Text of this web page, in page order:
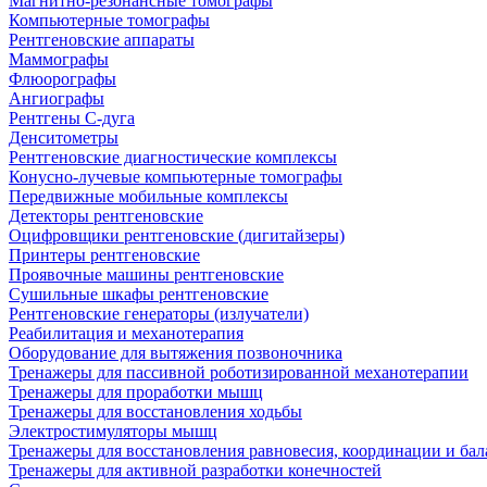
Компьютерные томографы
Рентгеновские аппараты
Маммографы
Флюорографы
Ангиографы
Рентгены С-дуга
Денситометры
Рентгеновские диагностические комплексы
Конусно-лучевые компьютерные томографы
Передвижные мобильные комплексы
Детекторы рентгеновские
Оцифровщики рентгеновские (дигитайзеры)
Принтеры рентгеновские
Проявочные машины рентгеновские
Сушильные шкафы рентгеновские
Рентгеновские генераторы (излучатели)
Реабилитация и механотерапия
Оборудование для вытяжения позвоночника
Тренажеры для пассивной роботизированной механотерапии
Тренажеры для проработки мышц
Тренажеры для восстановления ходьбы
Электростимуляторы мышц
Тренажеры для восстановления равновесия, координации и
Тренажеры для активной разработки конечностей